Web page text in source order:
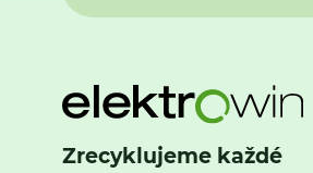
Zrecyklujeme každé